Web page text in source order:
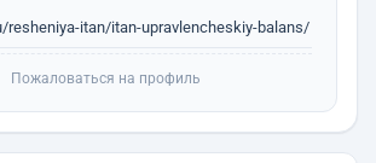
resheniya-itan/itan-upravlencheskiy-balans/
Пожаловаться на профиль